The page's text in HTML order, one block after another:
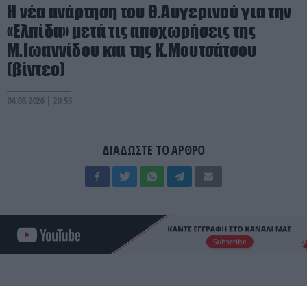
Η νέα ανάρτηση του Θ.Αυγερινού για την
«Ελπίδα» μετά τις αποχωρήσεις της
Μ.Ιωαννίδου και της Κ.Μουτσάτσου
(βίντεο)
04.08.2026 | 20:53
ΔΙΑΔΩΣΤΕ ΤΟ ΑΡΘΡΟ